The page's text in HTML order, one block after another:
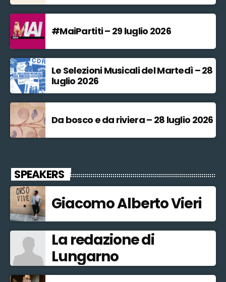
#MaiPartiti – 29 luglio 2026
Le Selezioni Musicali del Martedì – 28
luglio 2026
Da bosco e da riviera – 28 luglio 2026
SPEAKERS
Giacomo Alberto Vieri
La redazione di
Lungarno